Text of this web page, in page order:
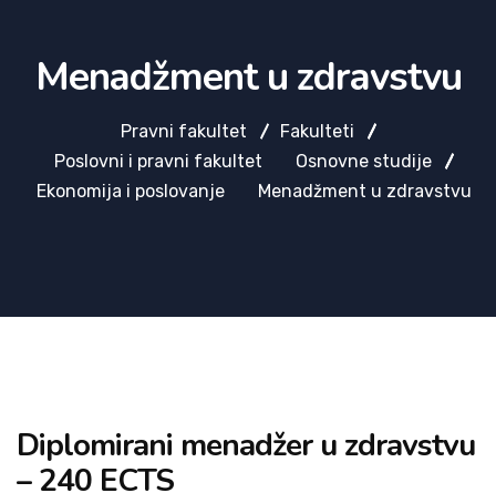
Menadžment u zdravstvu
Pravni fakultet
Fakulteti
Poslovni i pravni fakultet
Osnovne studije
Ekonomija i poslovanje
Menadžment u zdravstvu
Diplomirani menadžer u zdravstvu
– 240 ECTS